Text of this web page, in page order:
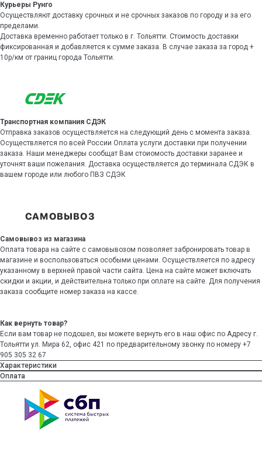
Курьеры Рунго
Осуществляют доставку срочных и не срочных заказов по городу и за его
пределами.
Доставка временно работает только в г. Тольятти. Стоимость доставки
фиксированная и добавляется к сумме заказа. В случае заказа за город +
10р/км от границ города Тольятти.
Транспортная компания СДЭК
Отправка заказов осуществляется на следующий день с момента заказа.
Осуществляется по всей России Оплата услуги доставки при получении
заказа. Наши менеджеры сообщат Вам стоиомость доставки заранее и
уточнят ваши пожелания. Доставка осуществляется до терминала СДЭК в
вашем городе или любого ПВЗ СДЭК
Самовывоз из магазина
Оплата товара на сайте с самовывозом позволяет забронировать товар в
магазине и воспользоваться особыми ценами. Осуществляется по адресу
указанному в верхней правой части сайта. Цена на сайте может включать
скидки и акции, и действительна только при оплате на сайте. Для получения
заказа сообщите номер заказа на кассе.
Как вернуть товар?
Если вам товар не подошел, вы можете вернуть его в наш офис по Адресу г.
Тольятти ул. Мира 62, офис 421 по предварительному звонку по номеру +7
905 305 32 67
Характеристики
Оплата